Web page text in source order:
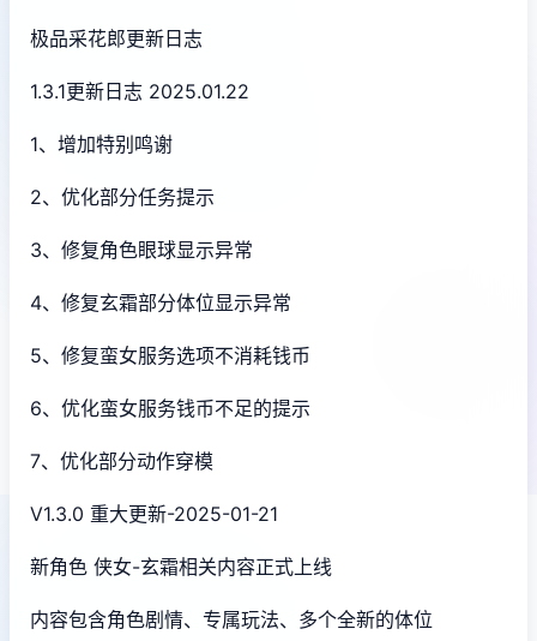
极品采花郎更新日志
1.3.1更新日志 2025.01.22
1、增加特别鸣谢
2、优化部分任务提示
3、修复角色眼球显示异常
4、修复玄霜部分体位显示异常
5、修复蛮女服务选项不消耗钱币
6、优化蛮女服务钱币不足的提示
7、优化部分动作穿模
V1.3.0 重大更新-2025-01-21
新角色 侠女-玄霜相关内容正式上线
内容包含角色剧情、专属玩法、多个全新的体位